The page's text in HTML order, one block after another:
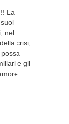
La
nel
crisi,
e gli